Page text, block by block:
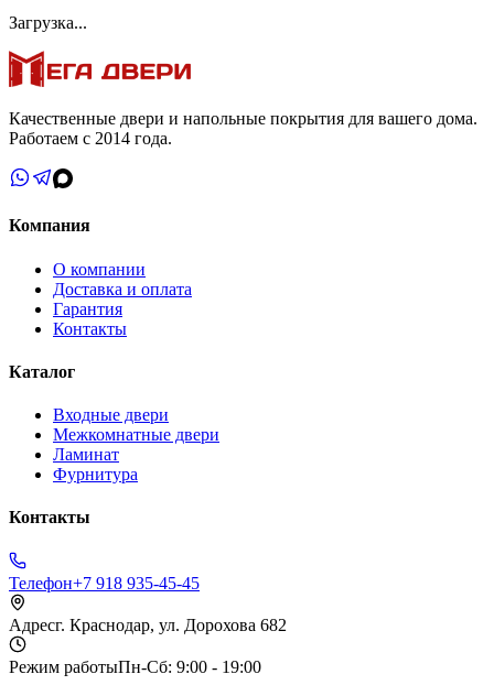
Загрузка...
Качественные двери и напольные покрытия для вашего дома.
Работаем с 2014 года.
Компания
О компании
Доставка и оплата
Гарантия
Контакты
Каталог
Входные двери
Межкомнатные двери
Ламинат
Фурнитура
Контакты
Телефон+7 918 935-45-45
Адресг. Краснодар, ул. Дорохова 682
Режим работыПн-Сб: 9:00 - 19:00